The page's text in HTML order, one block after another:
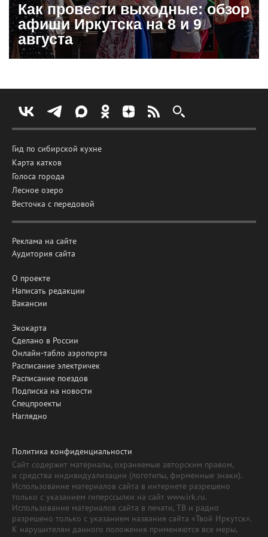
Как провести выходные: обзор
афиши Иркутска на 8 и 9
августа
Гид по сибирской кухне
Карта катков
Голоса города
Лесное озеро
Весточка с передовой
Реклама на сайте
Аудитория сайта
О проекте
Написать редакции
Вакансии
Экокарта
Сделано в России
Онлайн-табло аэропорта
Расписание электричек
Расписание поездов
Подписка на новости
Спецпроекты
Наглядно
Политика конфиденциальности
Сайт содержит материалы, охраняемые авторским правом,
и средства индивидуализации (логотипы, фирменные знаки).
Использование материалов сайта в интернете разрешено
только с указанием гиперссылки на сайт www.irk.ru.
Использование материалов сайта в печати, ТВ и радио
разрешено только с указанием названия сайта «Твой Иркутск».
К нарушителям данного положения применяются все меры,